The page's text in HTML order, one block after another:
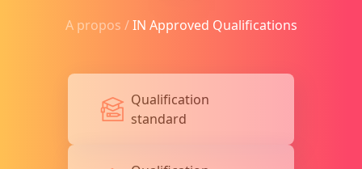
A propos /IN Approved Qualifications
Qualification
standard